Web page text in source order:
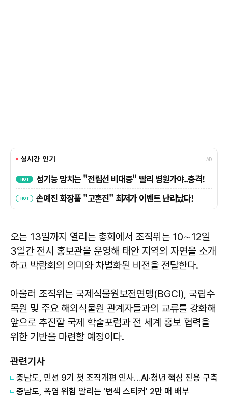
오는 13일까지 열리는 총회에서 조직위는 10∼12일
3일간 전시 홍보관을 운영해 태안 지역의 자연을 소개
하고 박람회의 의미와 차별화된 비전을 전달한다.
아울러 조직위는 국제식물원보전연맹(BGCI), 국립수
목원 및 주요 해외식물원 관계자들과의 교류를 강화해
앞으로 추진할 국제 학술포럼과 전 세계 홍보 협력을
위한 기반을 마련할 예정이다.
관련기사
충남도, 민선 9기 첫 조직개편 인사…AI·청년 핵심 진용 구축
충남도, 폭염 위험 알리는 '변색 스티커' 2만 매 배부